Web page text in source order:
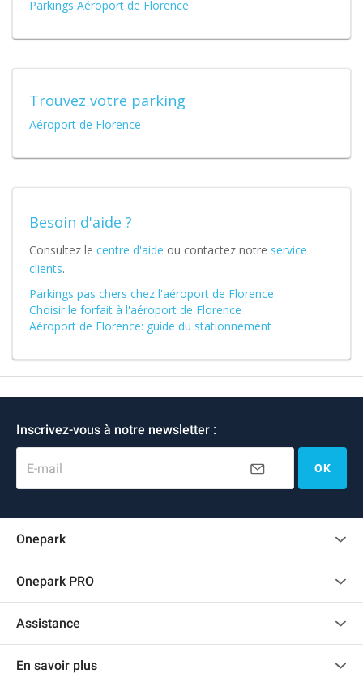
Parkings Aéroport de Florence
Trouvez votre parking
Aéroport de Florence
Besoin d'aide ?
Consultez le centre d'aide ou contactez notre service
clients.
Parkings pas chers chez l'aéroport de Florence
Choisir le forfait à l'aéroport de Florence
Aéroport de Florence: guide du stationnement
Inscrivez-vous à notre newsletter :
E-mail OK
Onepark
Recrutement
Onepark PRO
Accéder à mon espace partenaire
Assistance
Centre d'aide
En savoir plus